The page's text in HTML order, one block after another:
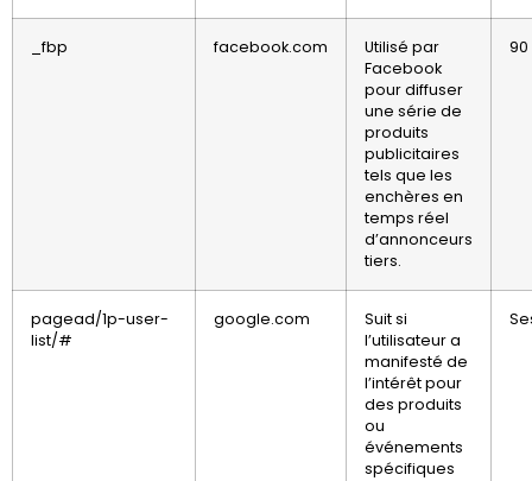
_fbp facebook.com
Utilisé par
Facebook
pour diffuser
une série de
produits
publicitaires
tels que les
enchères en
temps réel
d’annonceurs
tiers.
pagead/1p-user-
list/#
google.com
Suit si
l’utilisateur a
manifesté de
l’intérêt pour
des produits
ou
événements
spécifiques